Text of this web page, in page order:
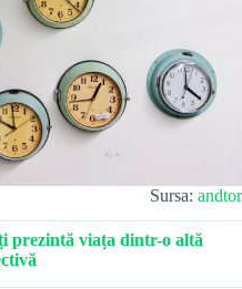
Sursa: andtor
prezintă viața dintr-o altă